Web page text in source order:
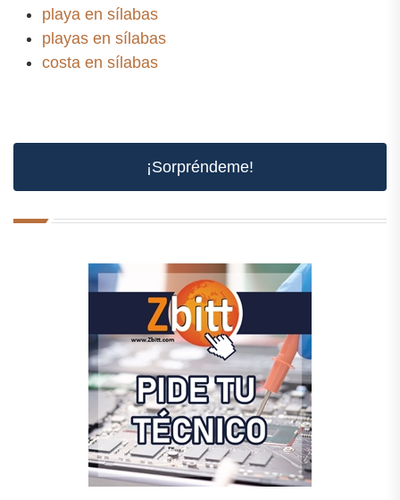
playa en sílabas
playas en sílabas
costa en sílabas
¡Sorpréndeme!